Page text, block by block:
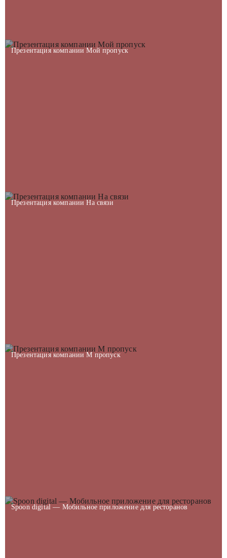
Презентация компании Мой пропуск
Презентация компании На связи
Презентация компании М пропуск
Spoon digital — Мобильное приложение для ресторанов